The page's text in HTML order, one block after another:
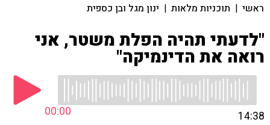
ראשי | תוכניות מלאות | ינון מגל ובן כספית
"לדעתי תהיה הפלת משטר, אני
רואה את הדינמיקה"
00:00 14:38